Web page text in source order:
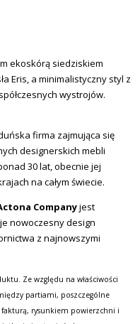
ekoskórą siedziskiem
Eris, a minimalistyczny styl z
wystrojów.
firma zajmująca się
designerskich mebli
30 lat, obecnie jej
na całym świecie.
Companyjest
nowoczesny design
z najnowszymi
Ze względu na właściwości
partiami, poszczególne
rysunkiem powierzchni i